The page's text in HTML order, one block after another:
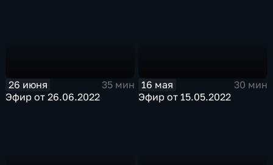
26 июня
35 мин
Эфир от 26.06.2022
16 мая
30 мин
Эфир от 15.05.2022